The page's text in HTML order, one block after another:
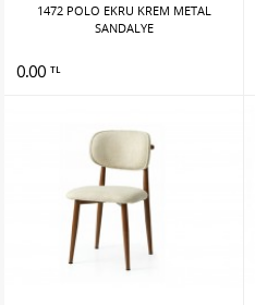
1472 POLO EKRU KREM METAL
SANDALYE
0.00 TL